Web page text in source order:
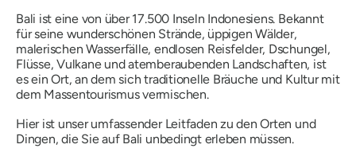
Bali ist eine von über 17.500 Inseln Indonesiens. Bekannt
für seine wunderschönen Strände, üppigen Wälder,
malerischen Wasserfälle, endlosen Reisfelder, Dschungel,
Flüsse, Vulkane und atemberaubenden Landschaften, ist
es ein Ort, an dem sich traditionelle Bräuche und Kultur mit
dem Massentourismus vermischen.
Hier ist unser umfassender Leitfaden zu den Orten und
Dingen, die Sie auf Bali unbedingt erleben müssen.